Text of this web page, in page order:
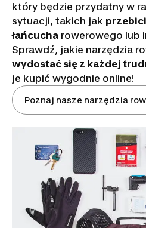
który będzie przydatny w
sytuacji, takich jak
łańcucha rowerowego lub
Sprawdź, jakie narzędzia
wydostać się z każdej
je kupić wygodnie online!
Poznaj nasze narzędzia